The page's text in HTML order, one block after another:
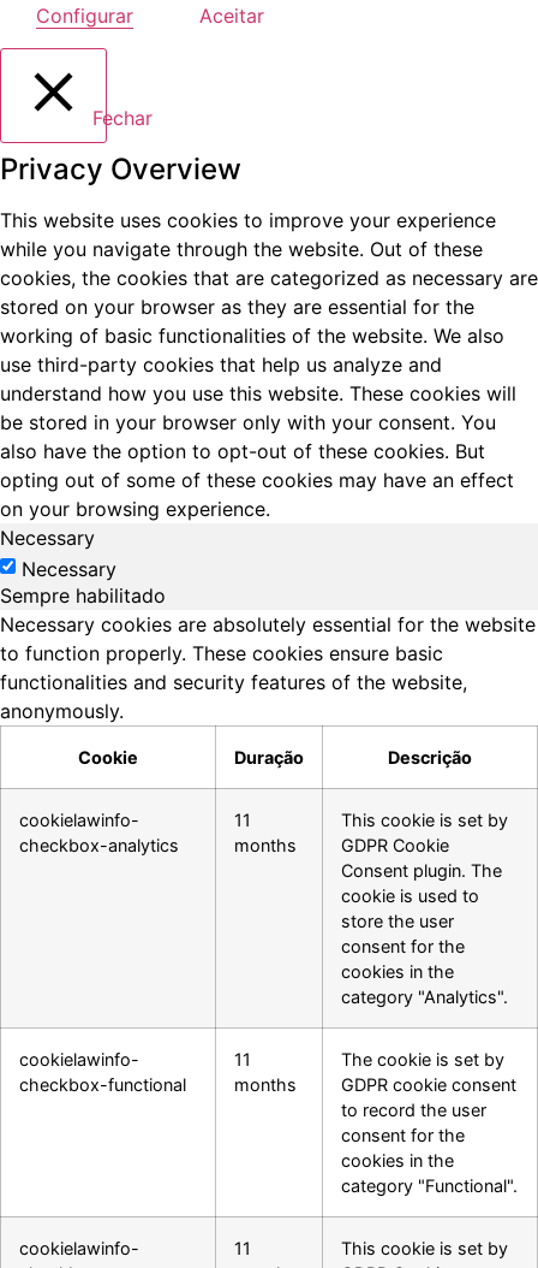
Configurar
Aceitar
Fechar
Privacy Overview
This website uses cookies to improve your experience
while you navigate through the website. Out of these
cookies, the cookies that are categorized as necessary are
stored on your browser as they are essential for the
working of basic functionalities of the website. We also
use third-party cookies that help us analyze and
understand how you use this website. These cookies will
be stored in your browser only with your consent. You
also have the option to opt-out of these cookies. But
opting out of some of these cookies may have an effect
on your browsing experience.
Necessary
Necessary
Sempre habilitado
Necessary cookies are absolutely essential for the website
to function properly. These cookies ensure basic
functionalities and security features of the website,
anonymously.
Cookie Duração Descrição
cookielawinfo-
checkbox-analytics
11
months
This cookie is set by
GDPR Cookie
Consent plugin. The
cookie is used to
store the user
consent for the
cookies in the
category "Analytics".
cookielawinfo-
checkbox-functional
11
months
The cookie is set by
GDPR cookie consent
to record the user
consent for the
cookies in the
category "Functional".
cookielawinfo-
11
This cookie is set by